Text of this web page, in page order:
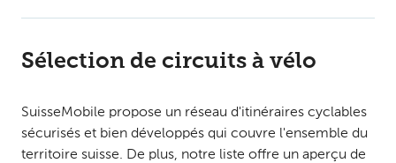
Sélection de circuits à vélo
SuisseMobile propose un réseau d'itinéraires cyclables
sécurisés et bien développés qui couvre l'ensemble du
territoire suisse. De plus, notre liste offre un aperçu de